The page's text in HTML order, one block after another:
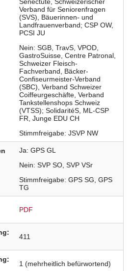
Verband für Seniorenfragen
(SVS)
Bäuerinnen- und
Landfrauenverband; CSP OW
PCSI JU
Nein SGB TravS VPOD
GastroSuisse Centre Patronal
Schweizer Fleisch-
Fachverband
Bäcker-
Confiseurmeister-Verband
(SBC) Verband Schweizer
Coiffeurgeschäfte Verband
Tankstellenshops Schweiz
(VTSS); SolidaritéS ML-CSP
FR Junge EDU CH
Stimmfreigabe JSVP NW
Ja GPS GL
Nein SVP SO SVP VSr
Stimmfreigabe GPS SG GPS
TG
PDF
411
1 (mehrheitlich befürwortend)